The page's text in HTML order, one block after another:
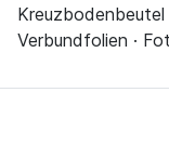
Kreuzbodenbeutel
Verbundfolien ·